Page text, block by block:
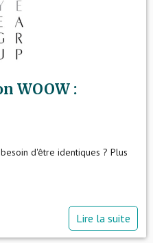
WOOW :
d'être identiques ? Plus
Lire la suite